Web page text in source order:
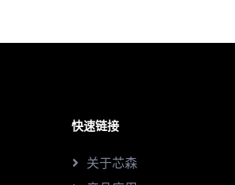
快速链接
关于芯森